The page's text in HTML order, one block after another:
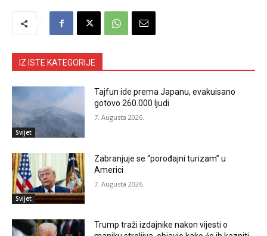
IZ ISTE KATEGORIJE
Svijet
Tajfun ide prema Japanu, evakuisano
gotovo 260.000 ljudi
7. Augusta 2026.
Svijet
Zabranjuje se “porođajni turizam” u
Americi
7. Augusta 2026.
Trump traži izdajnike nakon vijesti o